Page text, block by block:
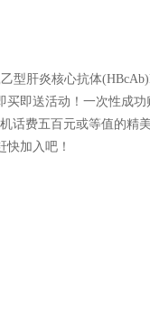
型肝炎核心抗体
即送活动！一次性成功
话费五百元或等值的精
加入吧！